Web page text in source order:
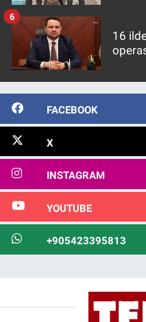
16
6
FACEBOOK
X
INSTAGRAM
YOUTUBE
+905423395813